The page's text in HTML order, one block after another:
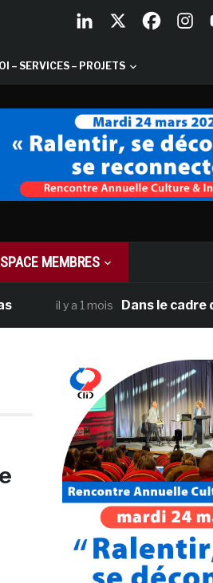
– SERVICES – PROJETS
MEMBRES
il y a 1 mois Dans le cadre de